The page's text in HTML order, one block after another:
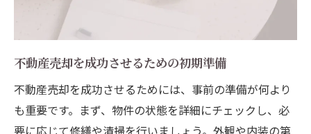
のコツ
デジタルツールを使った効率的な売却活動
オンライン査定とオフライン戦略の融合
兵庫県伊丹市の不動産売却における最新の
トレンド
不動産売却で失敗しないためのリスク管理
不動産売却を成功させるための初期準備
不動産売却を成功させるためには、事前の準備が何より
も重要です。まず、物件の状態を詳細にチェックし、必
要に応じて修繕や清掃を行いましょう。外観や内装の第